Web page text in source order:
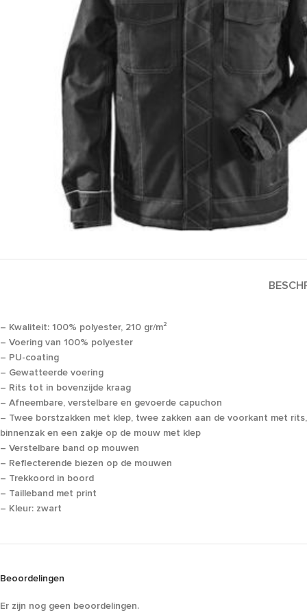
– Kwaliteit: 100% polyester, 210 gr/m²
– Voering van 100% polyester
– PU-coating
– Gewatteerde voering
– Rits tot in bovenzijde kraag
– Afneembare, verstelbare en gevoerde capuchon
– Twee borstzakken met klep, twee zakken aan de voorkant met
binnenzak en een zakje op de mouw met klep
– Verstelbare band op mouwen
– Reflecterende biezen op de mouwen
– Trekkoord in boord
– Tailleband met print
– Kleur: zwart
Beoordelingen
Er zijn nog geen beoordelingen.